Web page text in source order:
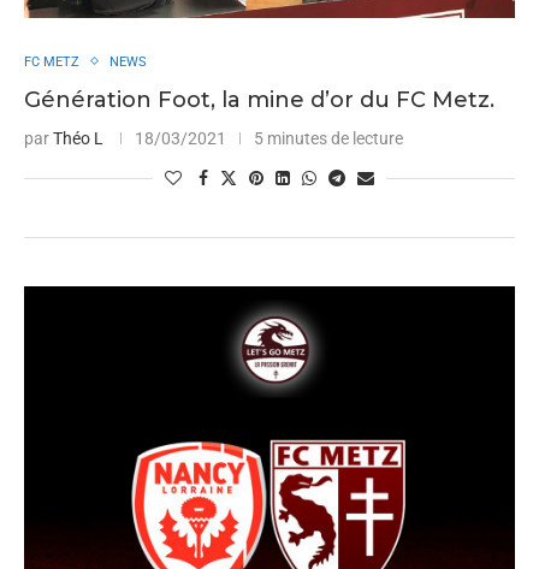
FC METZ NEWS
Génération Foot, la mine d’or du FC Metz.
parThéo L 18/03/2021 5 minutes de lecture